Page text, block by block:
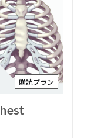
購読プラン